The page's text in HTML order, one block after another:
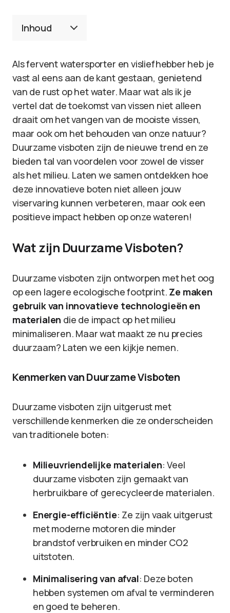
Inhoud
Als fervent watersporter en visliefhebber heb je
vast al eens aan de kant gestaan, genietend
van de rust op het water. Maar wat als ik je
vertel dat de toekomst van vissen niet alleen
draait om het vangen van de mooiste vissen,
maar ook om het behouden van onze natuur?
Duurzame visboten zijn de nieuwe trend en ze
bieden tal van voordelen voor zowel de visser
als het milieu. Laten we samen ontdekken hoe
deze innovatieve boten niet alleen jouw
viservaring kunnen verbeteren, maar ook een
positieve impact hebben op onze wateren!
Wat zijn Duurzame Visboten?
Duurzame visboten zijn ontworpen met het oog
op een lagere ecologische footprint. Ze maken
gebruik van innovatieve technologieën en
materialen die de impact op het milieu
minimaliseren. Maar wat maakt ze nu precies
duurzaam? Laten we een kijkje nemen.
Kenmerken van Duurzame Visboten
Duurzame visboten zijn uitgerust met
verschillende kenmerken die ze onderscheiden
van traditionele boten:
Milieuvriendelijke materialen: Veel
duurzame visboten zijn gemaakt van
herbruikbare of gerecycleerde materialen.
Energie-efficiëntie: Ze zijn vaak uitgerust
met moderne motoren die minder
brandstof verbruiken en minder CO2
uitstoten.
Minimalisering van afval: Deze boten
hebben systemen om afval te verminderen
en goed te beheren.